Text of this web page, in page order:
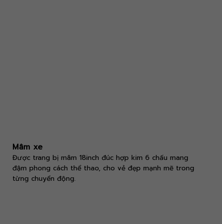
Mâm xe
Được trang bị mâm 18inch đúc hợp kim 6 chấu mang
đậm phong cách thể thao, cho vẻ đẹp mạnh mẽ trong
từng chuyển động.